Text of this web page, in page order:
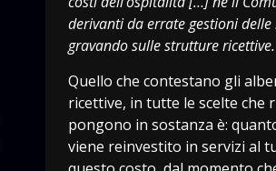
derivanti da errate gestioni
gravando sulle strutture
Quello che contestano gli
ricettive, in tutte le scelte che
pongono in sostanza è:
viene reinvestito in servizi al